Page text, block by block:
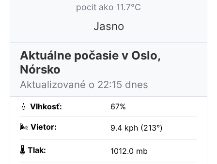
pocit ako 11.7°C
Jasno
Aktuálne počasie v Oslo,
Nórsko
Aktualizované o 22:15 dnes
💧 Vlhkosť: 67%
🌬️ Vietor: 9.4 kph (213°)
🌡️ Tlak: 1012.0 mb